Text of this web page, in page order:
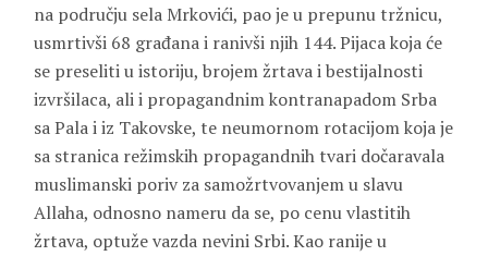
na području sela Mrkovići, pao je u prepunu tržnicu,
usmrtivši 68 građana i ranivši njih 144. Pijaca koja će
se preseliti u istoriju, brojem žrtava i bestijalnosti
izvršilaca, ali i propagandnim kontranapadom Srba
sa Pala i iz Takovske, te neumornom rotacijom koja je
sa stranica režimskih propagandnih tvari dočaravala
muslimanski poriv za samožrtvovanjem u slavu
Allaha, odnosno nameru da se, po cenu vlastitih
žrtava, optuže vazda nevini Srbi. Kao ranije u